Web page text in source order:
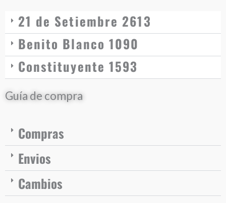
21 de Setiembre 2613
Benito Blanco 1090
Constituyente 1593
Guía de compra
Compras
Envios
Cambios